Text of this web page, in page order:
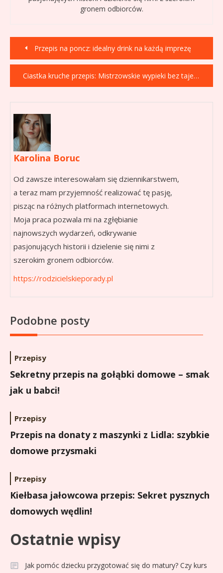
gronem odbiorców.
Nawigacja
wpisu
Przepis na poncz: idealny drink na każdą imprezę
Ciastka kruche przepis: Mistrzowskie wypieki bez tajemnic!
Karolina Boruc
Od zawsze interesowałam się dziennikarstwem,
a teraz mam przyjemność realizować tę pasję,
pisząc na różnych platformach internetowych.
Moja praca pozwala mi na zgłębianie
najnowszych wydarzeń, odkrywanie
pasjonujących historii i dzielenie się nimi z
szerokim gronem odbiorców.
https://rodzicielskieporady.pl
Podobne posty
Przepisy
Sekretny przepis na gołąbki domowe – smak
jak u babci!
Przepisy
Przepis na donaty z maszynki z Lidla: szybkie
domowe przysmaki
Przepisy
Kiełbasa jałowcowa przepis: Sekret pysznych
domowych wędlin!
Ostatnie wpisy
Jak pomóc dziecku przygotować się do matury? Czy kurs